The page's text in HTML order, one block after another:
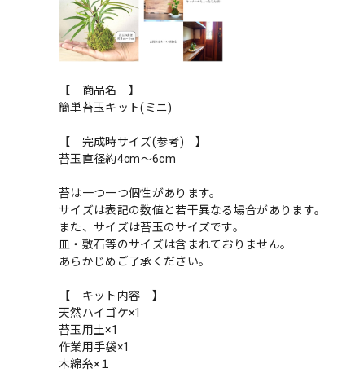
【 商品名 】
簡単苔玉キット(ミニ)
【 完成時サイズ(参考) 】
苔玉直径約4cm～6cm
苔は一つ一つ個性があります。
サイズは表記の数値と若干異なる場合があります。
また、サイズは苔玉のサイズです。
皿・敷石等のサイズは含まれておりません。
あらかじめご了承ください。
【 キット内容 】
天然ハイゴケ×1
苔玉用土×1
作業用手袋×1
木綿糸×１